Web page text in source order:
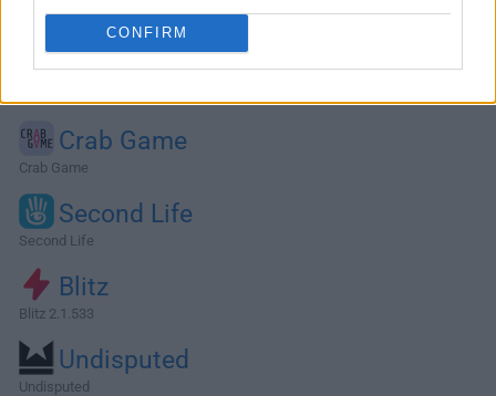
CONFIRM
Alternativas y Software Similar
Crab Game
Crab Game
Second Life
Second Life
Blitz
Blitz 2.1.533
Undisputed
Undisputed